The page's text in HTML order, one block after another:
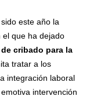
este año la
el que ha dejado
cribado para la
tratar a los
integración laboral
intervención